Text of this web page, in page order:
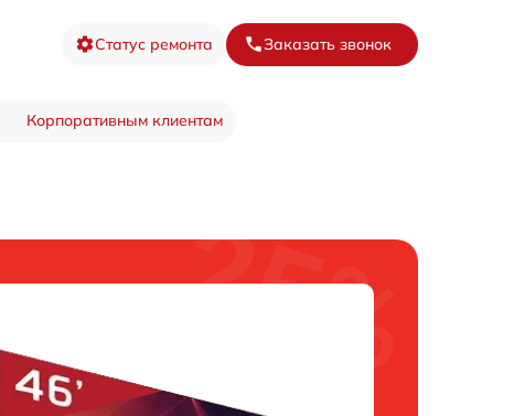
Статус ремонта Заказать звонок
Корпоративным клиентам